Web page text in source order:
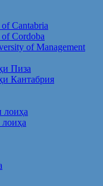
Cantabria
Cordoba
of Management
Пиза
Кантабрия
лоиҳа